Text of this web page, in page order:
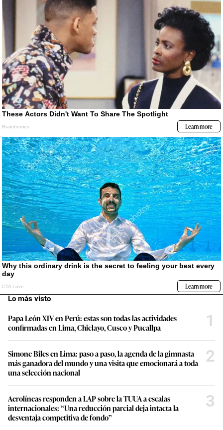
Lo más visto
Papa León XIV en Perú: estas son todas las actividades
confirmadas en Lima, Chiclayo, Cusco y Pucallpa
1
Simone Biles en Lima: paso a paso, la agenda de la gimnasta
más ganadora del mundo y una visita que emocionará a toda
una selección nacional
2
Aerolíneas responden a LAP sobre la TUUA a escalas
internacionales: “Una reducción parcial deja intacta la
desventaja competitiva de fondo”
3